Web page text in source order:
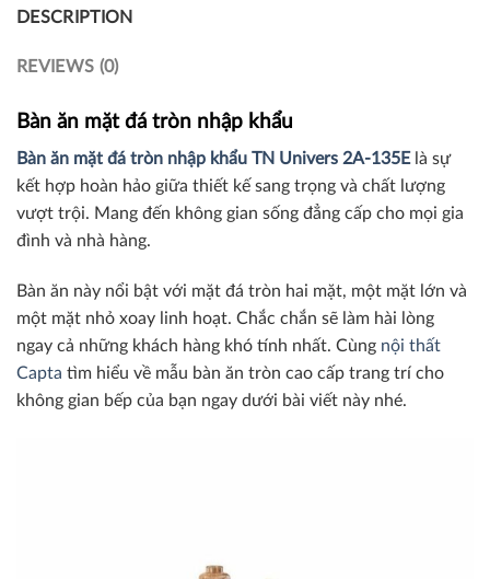
DESCRIPTION
REVIEWS (0)
Bàn ăn mặt đá tròn nhập khẩu
Bàn ăn mặt đá tròn nhập khẩu TN Univers 2A-135Elà sự
kết hợp hoàn hảo giữa thiết kế sang trọng và chất lượng
vượt trội. Mang đến không gian sống đẳng cấp cho mọi gia
đình và nhà hàng.
Bàn ăn này nổi bật với mặt đá tròn hai mặt, một mặt lớn và
một mặt nhỏ xoay linh hoạt. Chắc chắn sẽ làm hài lòng
ngay cả những khách hàng khó tính nhất. Cùng nội thất
Capta tìm hiểu về mẫu bàn ăn tròn cao cấp trang trí cho
không gian bếp của bạn ngay dưới bài viết này nhé.